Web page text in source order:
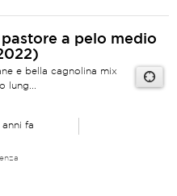
pastore a pelo medio
e bella cagnolina mix
lung...
anni fa